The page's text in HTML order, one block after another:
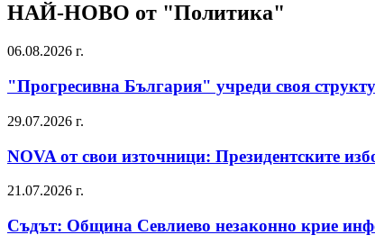
НАЙ-НОВО от "Политика"
06.08.2026 г.
"Прогресивна България" учреди своя
29.07.2026 г.
NOVA от свои източници: Президентските
21.07.2026 г.
Съдът: Община Севлиево незаконно крие